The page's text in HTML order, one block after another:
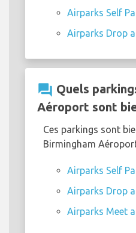
Airparks Self
Airparks Drop
question_answer Quels
Aéroport sont
Ces parkings sont
Birmingham
Airparks Self
Airparks Drop
Airparks Meet